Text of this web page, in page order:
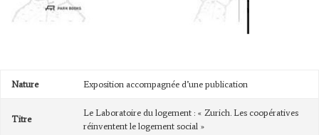
Nature Exposition accompagnée d’une publication
Titre
Le Laboratoire du logement : « Zurich. Les coopératives
réinventent le logement social »